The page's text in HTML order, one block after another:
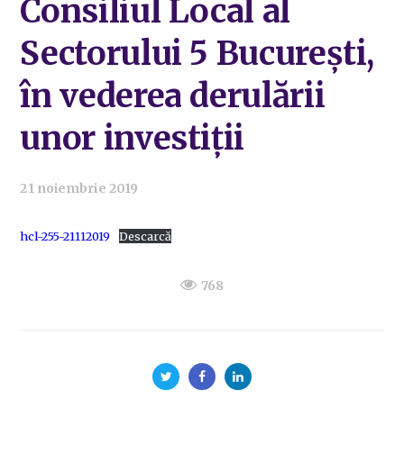
Consiliul Local al
Sectorului 5 București,
în vederea derulării
unor investiții
21 noiembrie 2019
hcl-255-21112019 Descarcă
768